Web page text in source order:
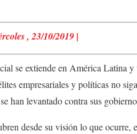
, 23/10/2019|
se extiende en América Latina
empresariales y políticas no
han levantado contra sus
desde su visión lo que ocurre,